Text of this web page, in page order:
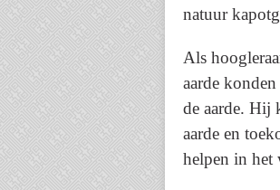
natuur
Als
aarde
de aarde. Hij
aarde en
helpen in het